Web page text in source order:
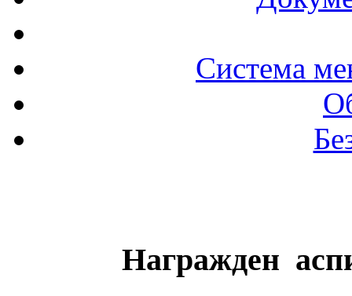
Система
Награжден